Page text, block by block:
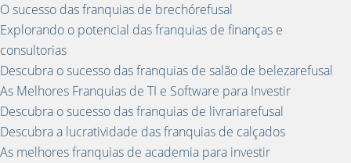
O sucesso das franquias de brechórefusal
Explorando o potencial das franquias de finanças e
consultorias
Descubra o sucesso das franquias de salão de belezarefusal
As Melhores Franquias de TI e Software para Investir
Descubra o sucesso das franquias de livrariarefusal
Descubra a lucratividade das franquias de calçados
As melhores franquias de academia para investir